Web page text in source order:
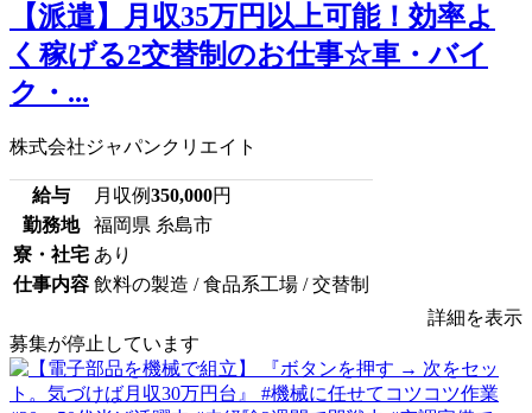
【派遣】月収35万円以上可能！効率よ
く稼げる2交替制のお仕事☆車・バイ
ク・...
株式会社ジャパンクリエイト
給与 月収例350,000円
勤務地
福岡県 糸島市
寮・社宅 あり
仕事内容 飲料の製造 / 食品系工場 / 交替制
詳細を表示
募集が停止しています